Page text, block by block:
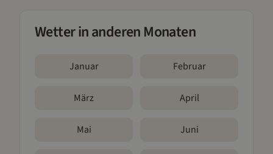
Wetter in anderen Monaten
Januar Februar
März April
Mai Juni